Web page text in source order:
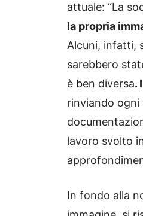
attuale: “La
la propria
Alcuni, infatti,
sarebbero
è ben diversa.
rinviando ogni
lavoro svolto
In fondo alla